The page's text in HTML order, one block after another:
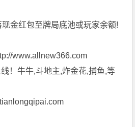
金红包至牌局底池或玩家余额!
www.allnew366.com
！牛牛,斗地主,炸金花,捕鱼,等